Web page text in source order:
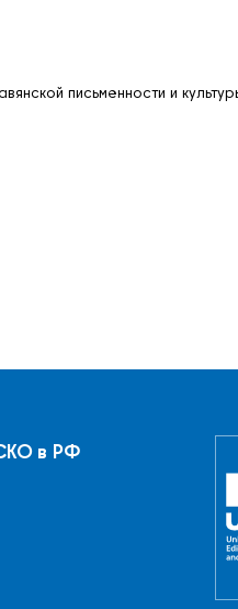
письменности и
в РФ